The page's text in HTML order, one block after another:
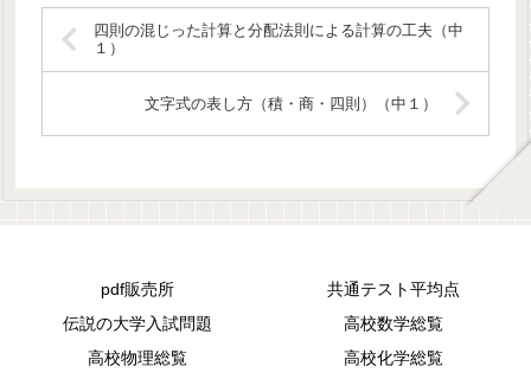
四則の混じった計算と分配法則による計算の工夫（中
１）
文字式の表し方（積・商・四則）（中１）
pdf販売所
共通テスト平均点
伝説の大学入試問題
高校数学総覧
高校物理総覧
高校化学総覧